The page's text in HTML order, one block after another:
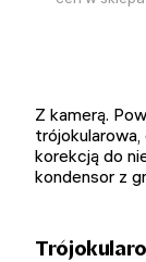
Z kamerą.
korekcją do
kondensor z